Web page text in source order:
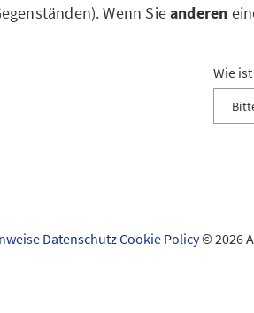
Wenn Sieanderen
Wie
DatenschutzCookie Policy© 2026